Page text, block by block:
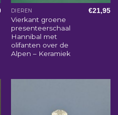
DIEREN
Vierkant groene
presenteerschaal
Hannibal met
olifanten over de
Alpen – Keramiek
€21,95